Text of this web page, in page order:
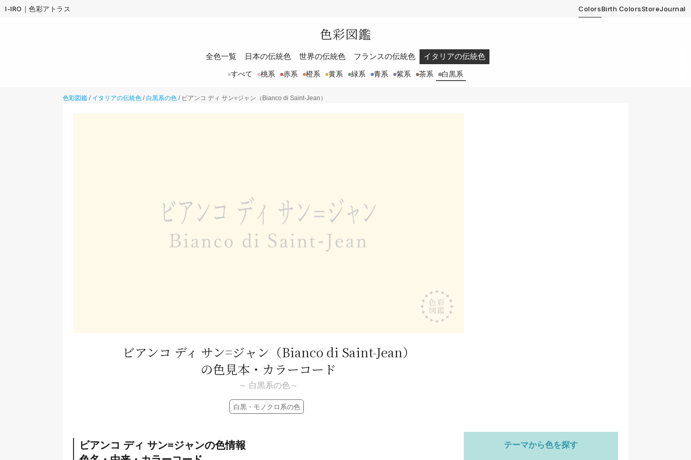
I-IRO｜色彩アトラス ColorsBirth ColorsStoreJournal
色彩図鑑
全色一覧 日本の伝統色 世界の伝統色 フランスの伝統色 イタリアの伝統色
すべて 桃系 赤系 橙系 黄系 緑系 青系 紫系 茶系 白黒系
色彩図鑑 / イタリアの伝統色 / 白黒系の色 /ビアンコ ディ サン=ジャン（Bianco di Saint-Jean）
ビアンコ ディ サン=ジャン （Bianco di Saint-Jean）
の色見本・カラーコード
～ 白黒系の色～
白黒・モノクロ系の色
ビアンコ ディ サン=ジャンの色情報
テーマから色を探す